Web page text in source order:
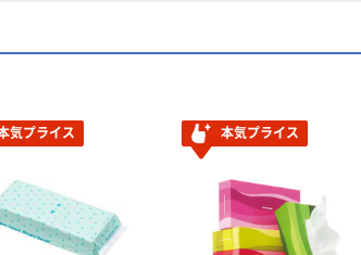
気プライス 本気プライス
レクリーナー
アスクル フラッ
トファイル エコ
A4タテ(コクヨ
製造）
￥115~ （税込）